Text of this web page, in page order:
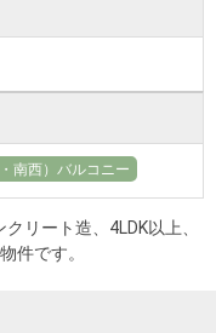
南西）バルコニー
リート造、4LDK以上、
件です。